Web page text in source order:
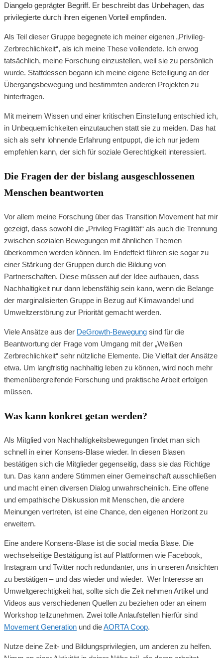
Diangelo geprägter Begriff. Er beschreibt das Unbehagen, das
privilegierte durch ihren eigenen Vorteil empfinden.
Als Teil dieser Gruppe begegnete ich meiner eigenen „Privileg-
Zerbrechlichkeit“, als ich meine These vollendete. Ich erwog
tatsächlich, meine Forschung einzustellen, weil sie zu persönlich
wurde. Stattdessen begann ich meine eigene Beteiligung an der
Übergangsbewegung und bestimmten anderen Projekten zu
hinterfragen.
Mit meinem Wissen und einer kritischen Einstellung entschied ich,
in Unbequemlichkeiten einzutauchen statt sie zu meiden. Das hat
sich als sehr lohnende Erfahrung entpuppt, die ich nur jedem
empfehlen kann, der sich für soziale Gerechtigkeit interessiert.
Die Fragen der der bislang ausgeschlossenen
Menschen beantworten
Vor allem meine Forschung über das Transition Movement hat mir
gezeigt, dass sowohl die „Privileg Fragilität“ als auch die Trennung
zwischen sozialen Bewegungen mit ähnlichen Themen
überkommen werden können. Im Endeffekt führen sie sogar zu
einer Stärkung der Gruppen durch die Bildung von
Partnerschaften. Diese müssen auf der Idee aufbauen, dass
Nachhaltigkeit nur dann lebensfähig sein kann, wenn die Belange
der marginalisierten Gruppe in Bezug auf Klimawandel und
Umweltzerstörung zur Priorität gemacht werden.
Viele Ansätze aus der DeGrowth-Bewegung sind für die
Beantwortung der Frage vom Umgang mit der „Weißen
Zerbrechlichkeit“ sehr nützliche Elemente. Die Vielfalt der Ansätze
etwa. Um langfristig nachhaltig leben zu können, wird noch mehr
themenübergreifende Forschung und praktische Arbeit erfolgen
müssen.
Was kann konkret getan werden?
Als Mitglied von Nachhaltigkeitsbewegungen findet man sich
schnell in einer Konsens-Blase wieder. In diesen Blasen
bestätigen sich die Mitglieder gegenseitig, dass sie das Richtige
tun. Das kann andere Stimmen einer Gemeinschaft ausschließen
und macht einen diversen Dialog unwahrscheinlich. Eine offene
und empathische Diskussion mit Menschen, die andere
Meinungen vertreten, ist eine Chance, den eigenen Horizont zu
erweitern.
Eine andere Konsens-Blase ist die social media Blase. Die
wechselseitige Bestätigung ist auf Plattformen wie Facebook,
Instagram und Twitter noch redundanter, uns in unseren Ansichten
zu bestätigen – und das wieder und wieder. Wer Interesse an
Umweltgerechtigkeit hat, sollte sich die Zeit nehmen Artikel und
Videos aus verschiedenen Quellen zu beziehen oder an einem
Workshop teilzunehmen. Zwei tolle Anlaufstellen hierfür sind
Movement Generation und dieAORTA Coop.
Nutze deine Zeit- und Bildungsprivilegien, um anderen zu helfen.